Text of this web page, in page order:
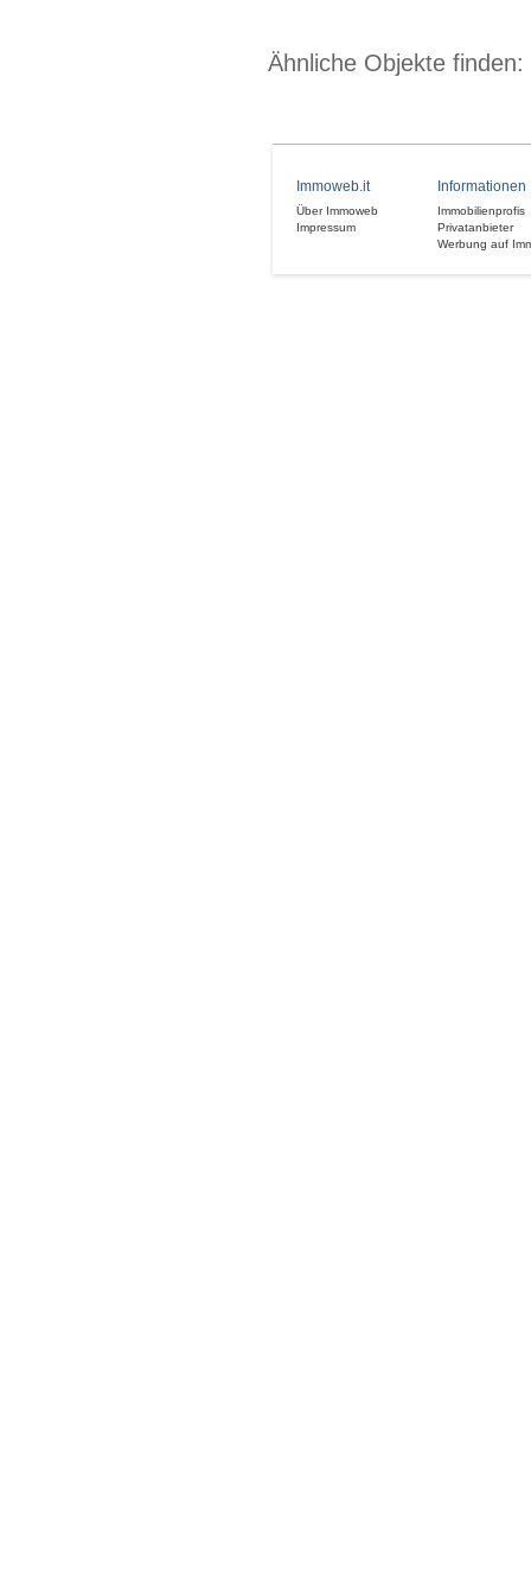
Ähnliche Objekte finden:
Immoweb.it
Über Immoweb
Impressum
Informationen
Immobilienprofis
Privatanbieter
Werbung auf